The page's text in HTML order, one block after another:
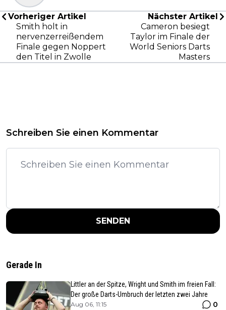
Vorheriger Artikel
Smith holt in
nervenzerreißendem
Finale gegen Noppert
den Titel in Zwolle
Nächster Artikel
Cameron besiegt
Taylor im Finale der
World Seniors Darts
Masters
Schreiben Sie einen Kommentar
SENDEN
Gerade In
Littler an der Spitze, Wright und Smith im freien Fall:
Der große Darts-Umbruch der letzten zwei Jahre
Aug 06, 11:15 0